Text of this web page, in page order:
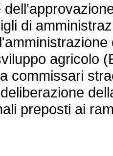
di
agricolo
commissari
preposti ai